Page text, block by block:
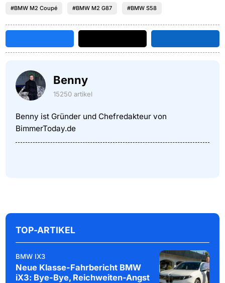
#BMW M2 Coupé #BMW M2 G87 #BMW S58
Benny
15250 artikel
Benny ist Gründer und Chefredakteur von
BimmerToday.de
TOP-ARTIKEL
BMW IX3
Neue Klasse-Fahrbericht BMW
iX3: Bye-Bye, Reichweiten-Angst